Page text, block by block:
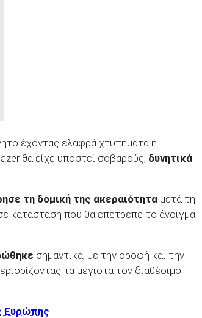
έχοντας ελαφρά χτυπήματα ή
θα είχε υποστεί σοβαρούς, δυνητικά
τη δομική της ακεραιότητα μετά τη
κατάσταση που θα επέτρεπε το άνοιγμά
σημαντικά, με την οροφή και την
τα μέγιστα τον διαθέσιμο
Ευρώπης